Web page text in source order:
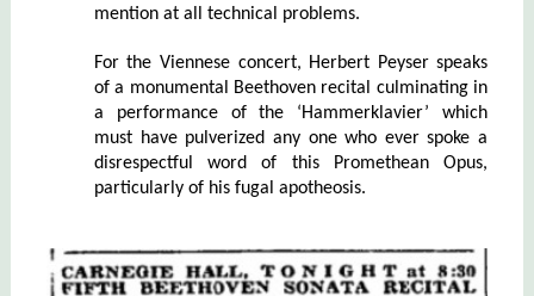
mention at all technical problems.
For the Viennese concert, Herbert Peyser speaks
of a monumental Beethoven recital culminating in
a performance of the ‘Hammerklavier’ which
must have pulverized any one who ever spoke a
disrespectful word of this Promethean Opus,
particularly of his fugal apotheosis.